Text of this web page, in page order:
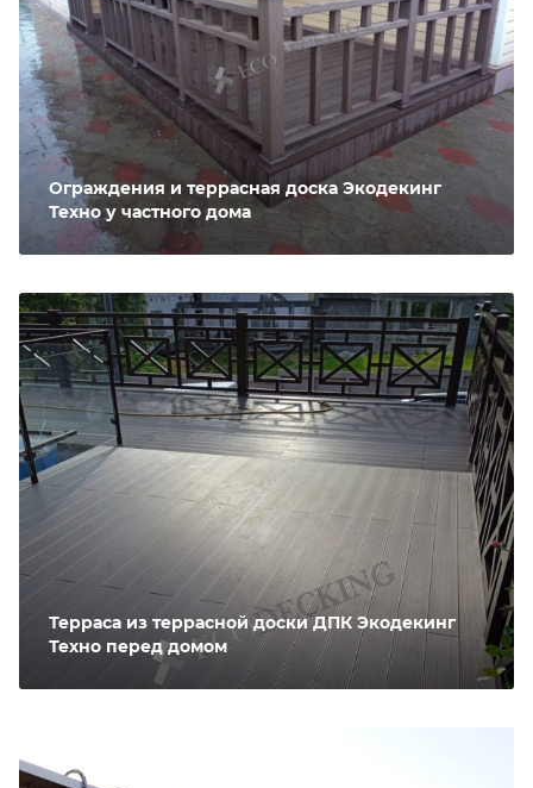
Ограждения и террасная доска Экодекинг
Техно у частного дома
Терраса из террасной доски ДПК Экодекинг
Техно перед домом